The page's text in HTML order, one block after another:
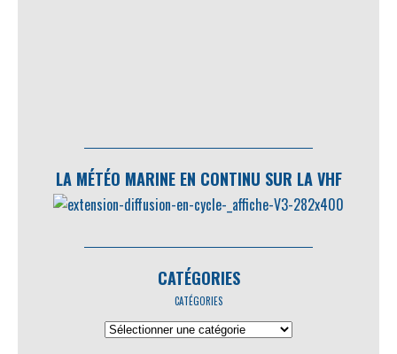
LA MÉTÉO MARINE EN CONTINU SUR LA VHF
CATÉGORIES
CATÉGORIES